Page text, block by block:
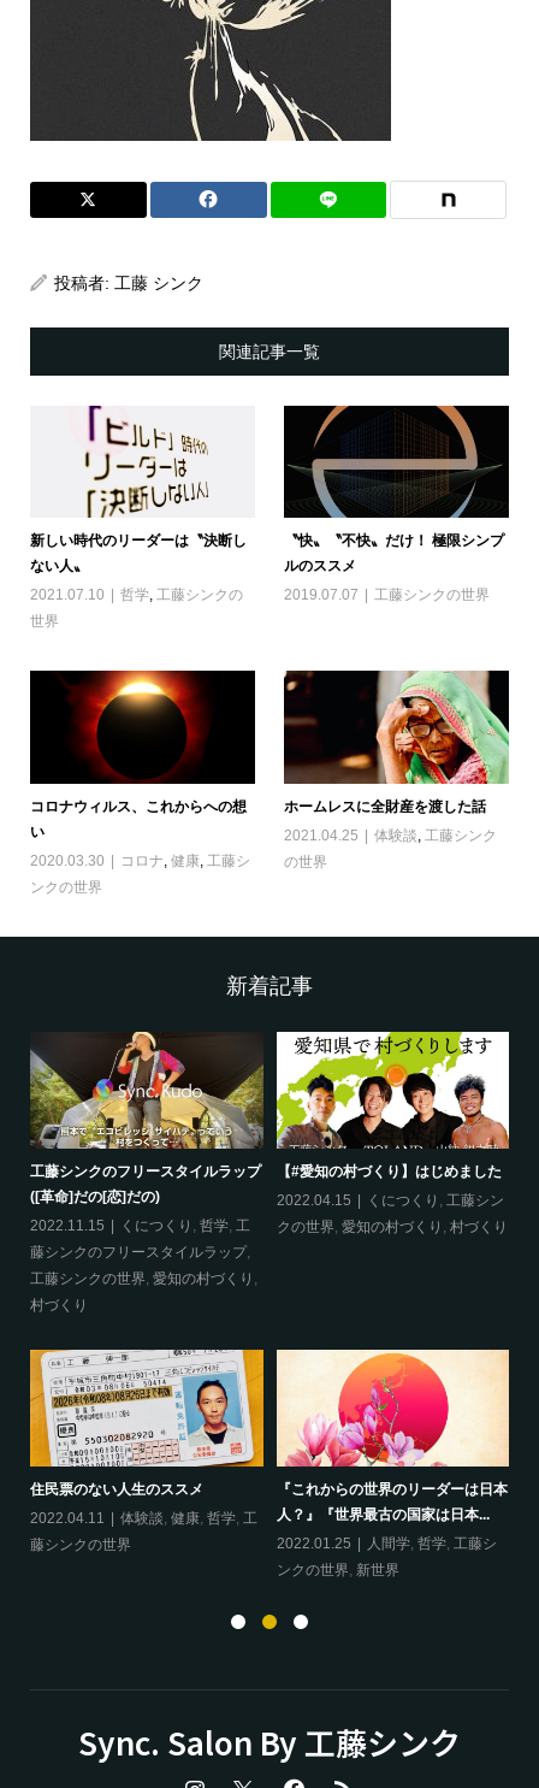
投稿者: 工藤 シンク
関連記事一覧
新しい時代のリーダーは〝決断し
ない人〟
2021.07.10
哲学, 工藤シンクの
世界
〝快〟〝不快〟だけ！ 極限シンプ
ルのススメ
2019.07.07
工藤シンクの世界
コロナウィルス、これからへの想
い
2020.03.30
コロナ 健康, 工藤シ
ンクの世界
ホームレスに全財産を渡した話
2021.04.25
体験談 工藤シンク
の世界
新着記事
工藤シンクのフリースタイルラップ
([革命]だの[恋]だの)
2022.11.15
くにつくり , 哲学, 工
藤シンクのフリースタイルラップ,
工藤シンクの世界, 愛知の村づくり ,
村づくり
【#愛知の村づくり】はじめました
2022.04.15
くにつくり , 工藤シン
クの世界, 愛知の村づくり , 村づくり
住民票のない人生のススメ
2022.04.11
体験談, 健康, 哲学, 工
藤シンクの世界
『これからの世界のリーダーは日本
人？』『世界最古の国家は日本...
2022.01.25
人間学, 哲学, 工藤シ
ンクの世界, 新世界
Sync. Salon By 工藤シンク